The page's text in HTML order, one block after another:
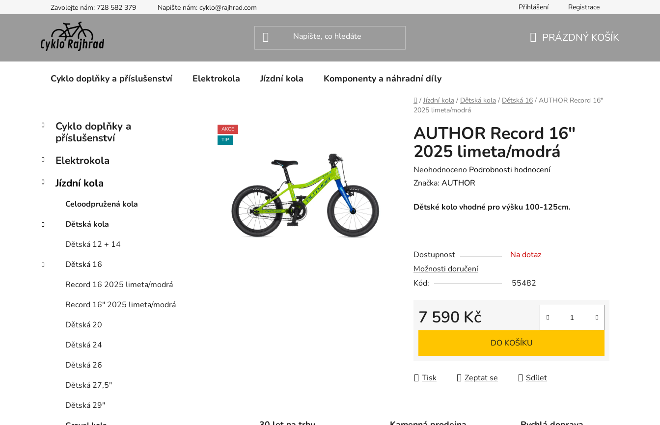
na
Zavolejte nám: 728 582 379 Napište nám: cyklo@rajhrad.com Přihlášení Registrace
PRÁZDNÝ KOŠÍK
Cyklo doplňky a příslušenství Elektrokola Jízdní kola Komponenty a náhradní díly
Domů
/ Jízdní kola / Dětská kola / Dětská 16 / AUTHOR Record 16"
2025 limeta/modrá
P
t
a
í
n
Přeskočit
kategorie
K
a
g
r
Cyklo doplňky a
příslušenství
Elektrokola
Jízdní kola
Celoodpružená kola
Dětská kola
Dětská 12 + 14
Dětská 16
Record 16 2025 limeta/modrá
Record 16" 2025 limeta/modrá
Dětská 20
Dětská 24
Dětská 26
Dětská 27,5"
Dětská 29"
AUTHOR Record 16"
2025 limeta/modrá
Průměrné
hodnocení
je
5
hvězdiček.
Neohodnoceno Podrobnosti hodnocení
Značka: AUTHOR
Dětské kolo vhodné pro výšku 100-125cm.
Dostupnost
Na dotaz
Možnosti doručení
Kód:
55482
7 590 Kč
Měrná cena:
DO KOŠÍKU
Tisk Zeptat se Sdílet
AKCE
TIP